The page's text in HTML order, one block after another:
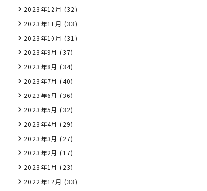
2023年12月 (32)
2023年11月 (33)
2023年10月 (31)
2023年9月 (37)
2023年8月 (34)
2023年7月 (40)
2023年6月 (36)
2023年5月 (32)
2023年4月 (29)
2023年3月 (27)
2023年2月 (17)
2023年1月 (23)
2022年12月 (33)